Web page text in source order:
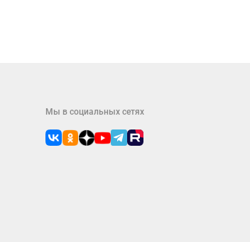
Мы в социальных сетях